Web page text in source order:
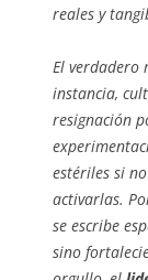
reales y
El verdadero
instancia,
resignación
estériles si
activarlas.
se escribe
sino